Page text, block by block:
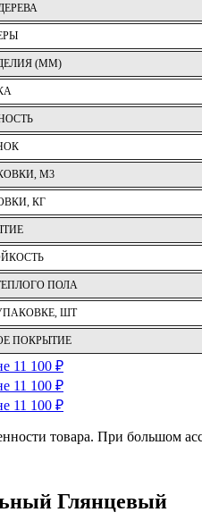
(ММ)
М3
КГ
ПОЛА
ШТ
ПОКРЫТИЕ
товара. При большом
Глянцевый